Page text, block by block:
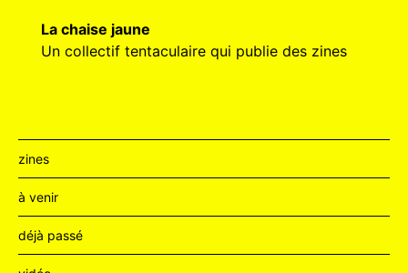
La chaise jaune
Un collectif tentaculaire qui publie des zines
zines
à venir
déjà passé